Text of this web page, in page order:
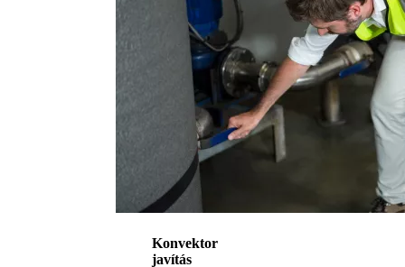
Konvektor
javítás